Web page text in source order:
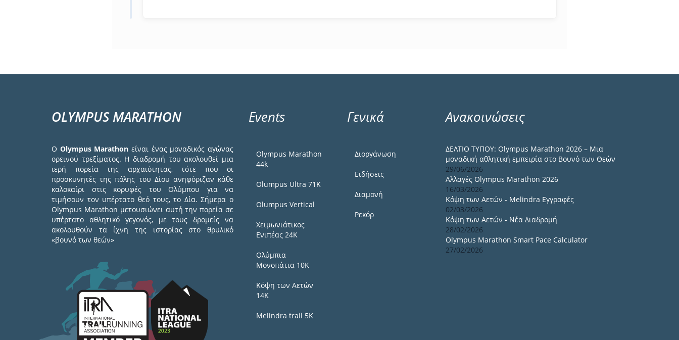
OLYMPUS MARATHON
Ο Olympus Marathon είναι ένας μοναδικός αγώνας
ορεινού τρεξίματος. Η διαδρομή του ακολουθεί μια
ιερή πορεία της αρχαιότητας, τότε που οι
προσκυνητές της πόλης του Δίου ανηφόριζαν κάθε
καλοκαίρι στις κορυφές του Ολύμπου για να
τιμήσουν τον υπέρτατο θεό τους, το Δία. Σήμερα ο
Olympus Marathon μετουσιώνει αυτή την πορεία σε
υπέρτατο αθλητικό γεγονός, με τους δρομείς να
ακολουθούν τα ίχνη της ιστορίας στο θρυλικό
«βουνό των θεών»
Events
Olympus Marathon
44k
Olumpus Ultra 71K
Olumpus Vertical
Χειμωνιάτικος
Ενιπέας 24Κ
Ολύμπια
Μονοπάτια 10Κ
Κόψη των Αετών
14Κ
Melindra trail 5Κ
Γενικά
Διοργάνωση
Ειδήσεις
Διαμονή
Ρεκόρ
Ανακοινώσεις
ΔΕΛΤΙΟ ΤΥΠΟΥ: Olympus Marathon 2026 – Μια
μοναδική αθλητική εμπειρία στο Βουνό των Θεών
29/06/2026
Αλλαγές Olympus Marathon 2026
16/03/2026
Κόψη των Αετών - Melindra Εγγραφές
02/03/2026
Κόψη των Αετών - Νέα Διαδρομή
28/02/2026
Olympus Marathon Smart Pace Calculator
27/02/2026